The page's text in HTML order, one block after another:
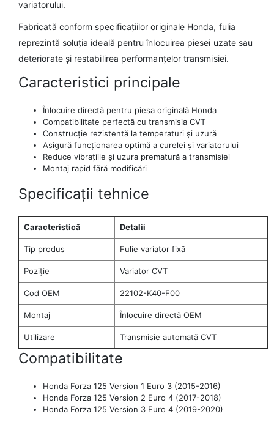
variatorului.
Fabricată conform specificațiilor originale Honda, fulia
reprezintă soluția ideală pentru înlocuirea piesei uzate sau
deteriorate și restabilirea performanțelor transmisiei.
Caracteristici principale
Înlocuire directă pentru piesa originală Honda
Compatibilitate perfectă cu transmisia CVT
Construcție rezistentă la temperaturi și uzură
Asigură funcționarea optimă a curelei și variatorului
Reduce vibrațiile și uzura prematură a transmisiei
Montaj rapid fără modificări
Specificații tehnice
Caracteristică Detalii
Tip produs Fulie variator fixă
Poziție Variator CVT
Cod OEM 22102-K40-F00
Montaj Înlocuire directă OEM
Utilizare Transmisie automată CVT
Compatibilitate
Honda Forza 125 Version 1 Euro 3 (2015-2016)
Honda Forza 125 Version 2 Euro 4 (2017-2018)
Honda Forza 125 Version 3 Euro 4 (2019-2020)